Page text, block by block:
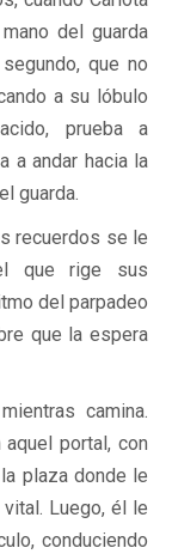
del guarda
que no
a su lóbulo
prueba a
a andar hacia la
guarda.
recuerdos se le
que rige sus
del parpadeo
que la espera
camina.
portal, con
plaza donde le
Luego, él le
conduciendo